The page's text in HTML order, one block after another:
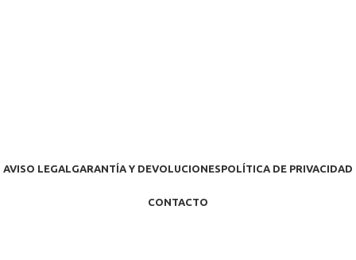
AVISO LEGALGARANTÍA Y DEVOLUCIONESPOLÍTICA DE PRIVACIDAD
CONTACTO